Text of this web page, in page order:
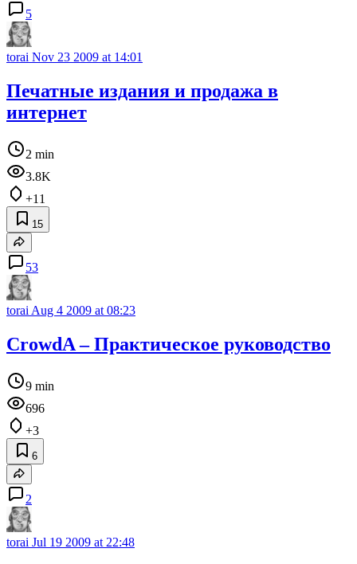
5
torai Nov 23 2009 at 14:01
Печатные издания и продажа в
интернет
2 min
3.8K
+11
15
53
torai Aug 4 2009 at 08:23
CrowdA – Практическое руководство
9 min
696
+3
6
2
torai Jul 19 2009 at 22:48